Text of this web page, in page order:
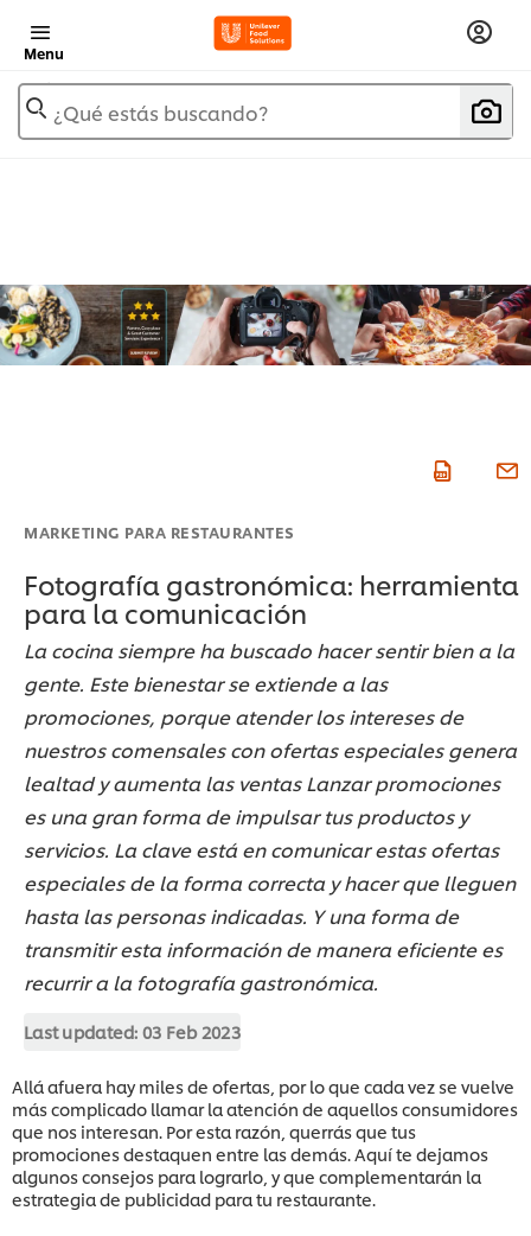
Menu
¿Qué estás buscando?
MARKETING PARA RESTAURANTES
Fotografía gastronómica: herramienta
para la comunicación
La cocina siempre ha buscado hacer sentir bien a la
gente. Este bienestar se extiende a las
promociones, porque atender los intereses de
nuestros comensales con ofertas especiales genera
lealtad y aumenta las ventas Lanzar promociones
es una gran forma de impulsar tus productos y
servicios. La clave está en comunicar estas ofertas
especiales de la forma correcta y hacer que lleguen
hasta las personas indicadas. Y una forma de
transmitir esta información de manera eficiente es
recurrir a la fotografía gastronómica.
Last updated: 03 Feb 2023
Allá afuera hay miles de ofertas, por lo que cada vez se vuelve
más complicado llamar la atención de aquellos consumidores
que nos interesan. Por esta razón, querrás que tus
promociones destaquen entre las demás. Aquí te dejamos
algunos consejos para lograrlo, y que complementarán la
estrategia de publicidad para tu restaurante.